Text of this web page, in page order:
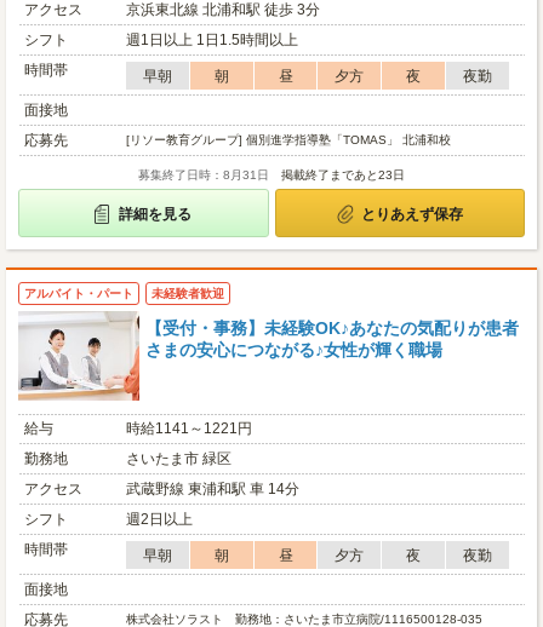
アクセス
京浜東北線 北浦和駅 徒歩 3分
シフト
週1日以上 1日1.5時間以上
時間帯
早朝 朝 昼 夕方 夜
夜勤
面接地
応募先
[リソー教育グループ] 個別進学指導塾「TOMAS」 北浦和校
募集終了日時：8月31日 掲載終了まであと23日
詳細を見る とりあえず保存
アルバイト・パート 未経験者歓迎
【受付・事務】未経験OK♪あなたの気配りが患者
さまの安心につながる♪女性が輝く職場
給与
時給1141～1221円
勤務地
さいたま市 緑区
アクセス
武蔵野線 東浦和駅 車 14分
シフト
週2日以上
時間帯
早朝 朝 昼 夕方 夜
夜勤
面接地
応募先
株式会社ソラスト 勤務地：さいたま市立病院/1116500128-035